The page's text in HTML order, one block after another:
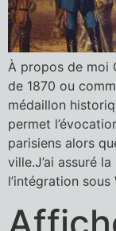
À propos de moi
de 1870 ou
médaillon
permet
parisiens alors
ville.J’ai assuré
l’intégration